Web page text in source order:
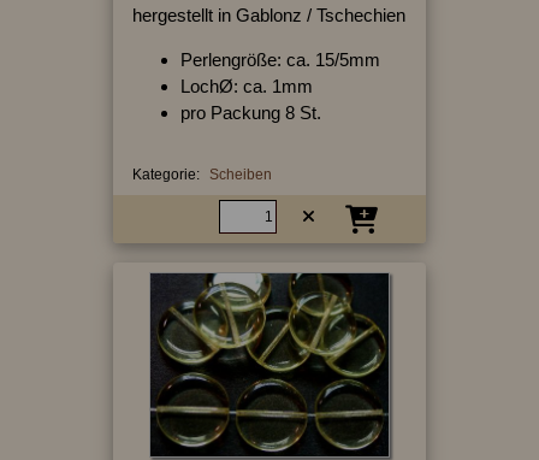
hergestellt in Gablonz / Tschechien
Perlengröße: ca. 15/5mm
LochØ: ca. 1mm
pro Packung 8 St.
Kategorie: Scheiben